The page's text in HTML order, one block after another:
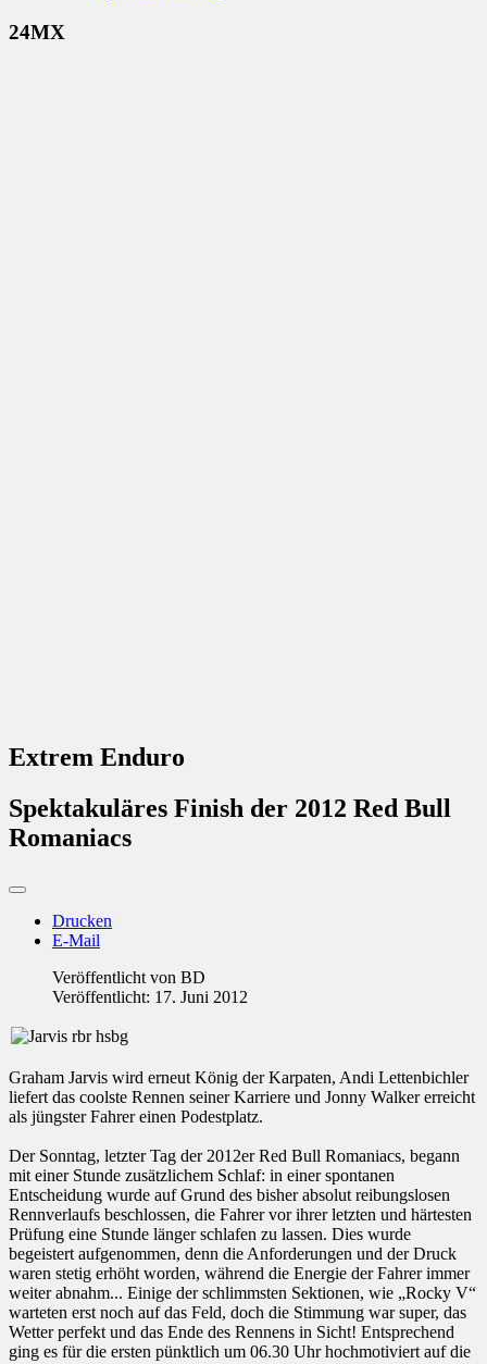
24MX
Extrem Enduro
Spektakuläres Finish der 2012 Red Bull
Romaniacs
Drucken
E-Mail
Veröffentlicht von BD
Veröffentlicht: 17. Juni 2012
Graham Jarvis wird erneut König der Karpaten, Andi Lettenbichler
liefert das coolste Rennen seiner Karriere und Jonny Walker erreicht
als jüngster Fahrer einen Podestplatz.
Der Sonntag, letzter Tag der 2012er Red Bull Romaniacs, begann
mit einer Stunde zusätzlichem Schlaf: in einer spontanen
Entscheidung wurde auf Grund des bisher absolut reibungslosen
Rennverlaufs beschlossen, die Fahrer vor ihrer letzten und härtesten
Prüfung eine Stunde länger schlafen zu lassen. Dies wurde
begeistert aufgenommen, denn die Anforderungen und der Druck
waren stetig erhöht worden, während die Energie der Fahrer immer
weiter abnahm... Einige der schlimmsten Sektionen, wie „Rocky V“
warteten erst noch auf das Feld, doch die Stimmung war super, das
Wetter perfekt und das Ende des Rennens in Sicht! Entsprechend
ging es für die ersten pünktlich um 06.30 Uhr hochmotiviert auf die